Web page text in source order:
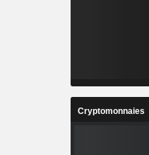
Cryptomonnaies